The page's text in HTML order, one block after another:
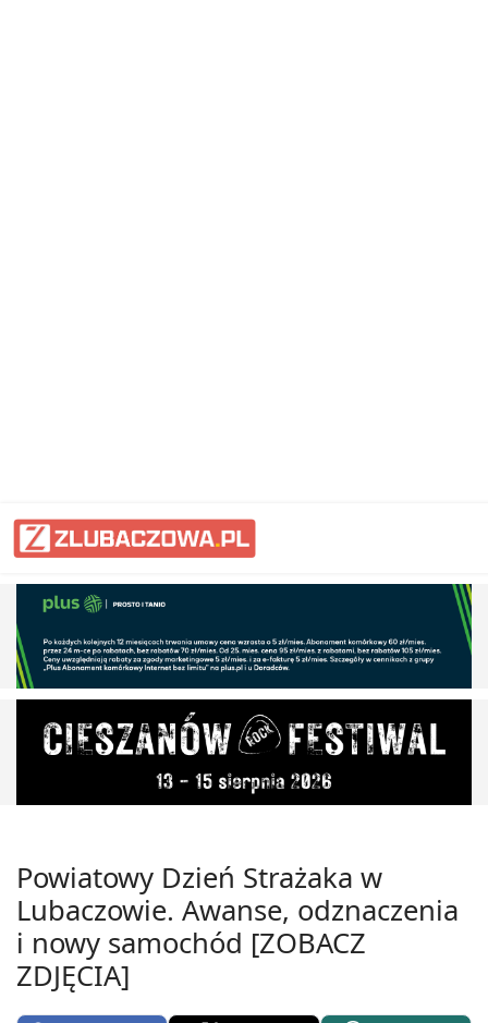
Powiatowy Dzień Strażaka w
Lubaczowie. Awanse, odznaczenia
i nowy samochód [ZOBACZ
ZDJĘCIA]